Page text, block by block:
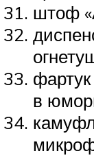
штоф
в